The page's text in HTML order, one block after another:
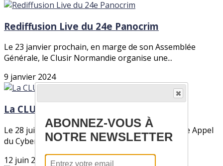
Rediffusion Live du 24e Panocrim
Le 23 janvier prochain, en marge de son Assemblée
Générale, le Clusir Normandie organise une...
9 janvier 2024
La CLUSIR organise son C-DAY
Le 28 juin prochain, dans le cadre de la dynamique Appel
du Cyber Juin 2024 en Normandie, le...
12 juin 2024
ABONNEZ-VOUS À
NOTRE NEWSLETTER